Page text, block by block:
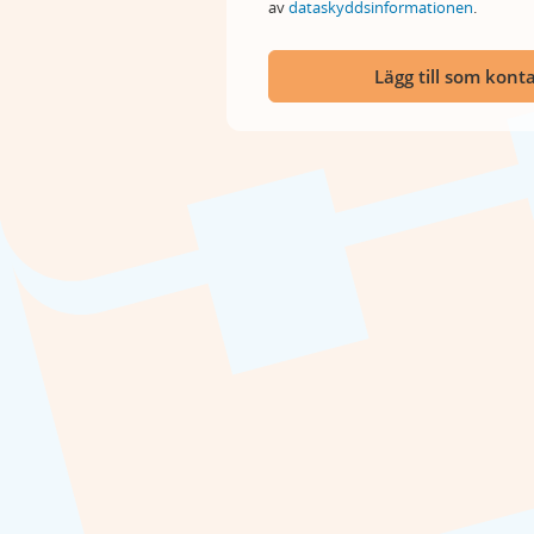
avdataskyddsinformationen.
Lägg till som